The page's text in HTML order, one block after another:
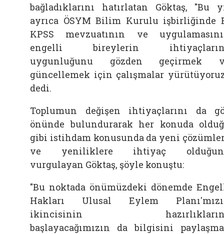
bağladıklarını hatırlatan Göktaş, "Bu
ayrıca ÖSYM Bilim Kurulu işbirliğinde
KPSS mevzuatının ve
engelli bireylerin
uygunluğunu gözden geçirmek
güncellemek için çalışmalar
dedi.
Toplumun değişen ihtiyaçlarını da
önünde bulundurarak her konuda
gibi istihdam konusunda da yeni
ve yeniliklere ihtiyaç
vurgulayan Göktaş, şöyle konuştu:
"Bu noktada önümüzdeki dönemde
Hakları Ulusal Eylem
ikincisinin
başlayacağımızın da bilgisini